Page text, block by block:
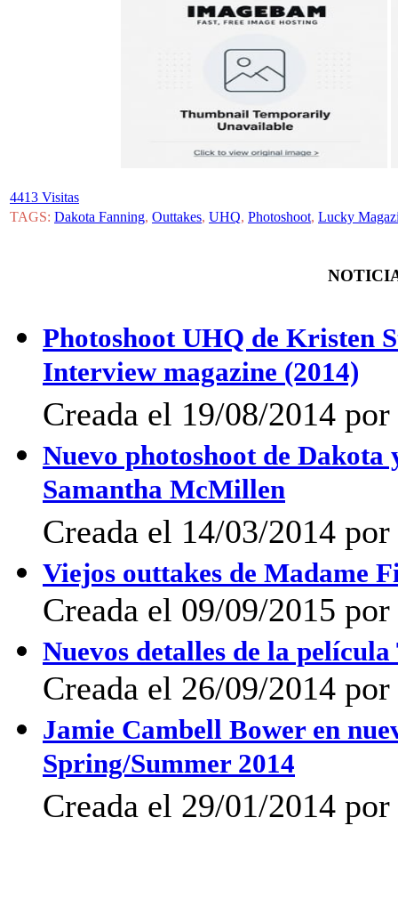
4413 Visitas
TAGS: Dakota Fanning, Outtakes, UHQ, Photoshoot, Lucky
Photoshoot UHQ de Kristen
Interview magazine (2014)
Creada el 19/08/2014
Nuevo photoshoot de
Samantha McMillen
Creada el 14/03/2014
Viejos outtakes de Madame
Creada el 09/09/2015
Nuevos detalles de la
Creada el 26/09/2014
Jamie Cambell Bower en
Spring/Summer 2014
Creada el 29/01/2014